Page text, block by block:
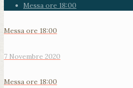
Messa ore 18:00
Messa ore 18:00
7 Novembre 2020
Messa ore 18:00